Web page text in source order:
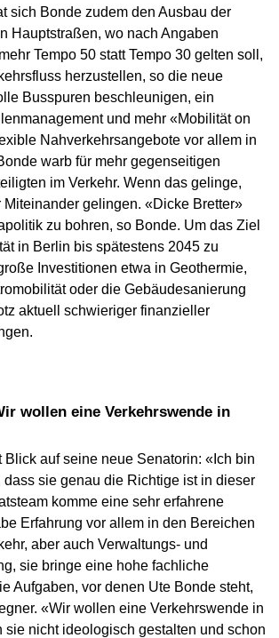
sich Bonde zudem den Ausbau der
Hauptstraßen, wo nach Angaben
Tempo 50 statt Tempo 30 gelten soll,
herzustellen, so die neue
Busspuren beschleunigen, ein
und mehr «Mobilität on
Nahverkehrsangebote vor allem in
warb für mehr gegenseitigen
im Verkehr. Wenn das gelinge,
Miteinander gelingen. «Dicke Bretter»
zu bohren, so Bonde. Um das Ziel
in Berlin bis spätestens 2045 zu
Investitionen etwa in Geothermie,
oder die Gebäudesanierung
aktuell schwieriger finanzieller
Blick auf seine neue Senatorin: «Ich bin
dass sie genau die Richtige ist in dieser
komme eine sehr erfahrene
Erfahrung vor allem in den Bereichen
aber auch Verwaltungs- und
sie bringe eine hohe fachliche
Aufgaben, vor denen Ute Bonde steht,
«Wir wollen eine Verkehrswende in
sie nicht ideologisch gestalten und schon